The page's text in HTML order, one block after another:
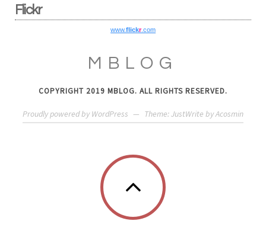
Flickr
www.flickr.com
MBLOG
COPYRIGHT 2019 MBLOG. ALL RIGHTS RESERVED.
Proudly powered by WordPress — Theme: JustWrite byAcosmin